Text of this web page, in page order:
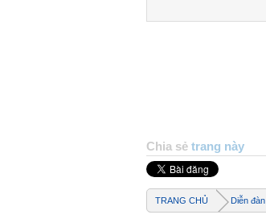
Chia sẻ trang này
TRANG CHỦ Diễn đàn